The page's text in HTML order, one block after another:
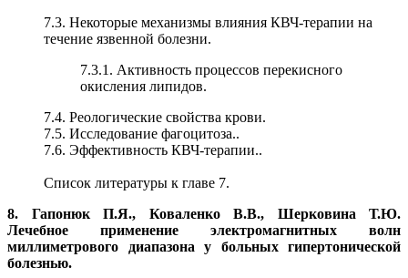
7.3. Некоторые механизмы влияния КВЧ-терапии на
течение язвенной болезни.
7.3.1. Активность процессов перекисного
окисления липидов.
7.4. Реологические свойства крови.
7.5. Исследование фагоцитоза..
7.6. Эффективность КВЧ-терапии..
Список литературы к главе 7.
8. Гапонюк П.Я., Коваленко В.В., Шерковина Т.Ю.
Лечебное применение электромагнитных волн
миллиметрового диапазона у больных гипертонической
болезнью.